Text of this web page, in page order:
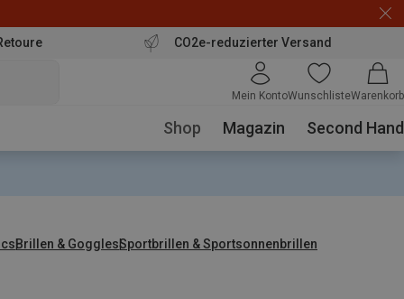
CO2e-reduzierter Versand
Mein KontoWunschlisteWarenkorb
Shop Magazin Second Hand
Brillen & GogglesSportbrillen & Sportsonnenbrillen